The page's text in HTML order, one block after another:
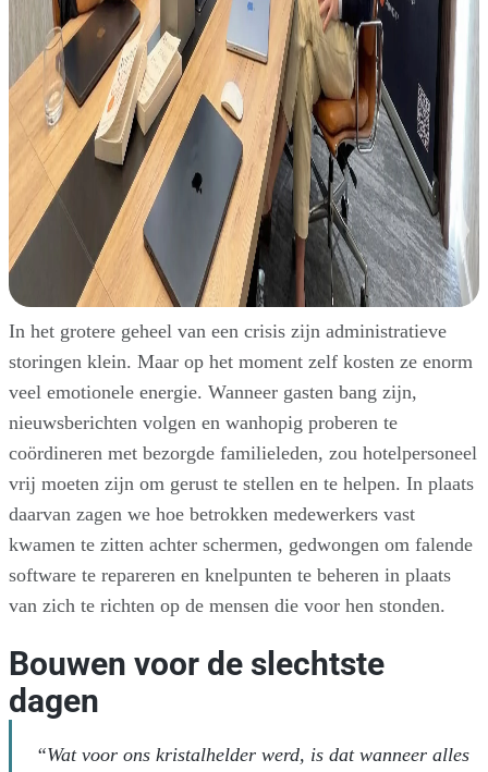
In het grotere geheel van een crisis zijn administratieve
storingen klein. Maar op het moment zelf kosten ze enorm
veel emotionele energie. Wanneer gasten bang zijn,
nieuwsberichten volgen en wanhopig proberen te
coördineren met bezorgde familieleden, zou hotelpersoneel
vrij moeten zijn om gerust te stellen en te helpen. In plaats
daarvan zagen we hoe betrokken medewerkers vast
kwamen te zitten achter schermen, gedwongen om falende
software te repareren en knelpunten te beheren in plaats
van zich te richten op de mensen die voor hen stonden.
Bouwen voor de slechtste
dagen
“Wat voor ons kristalhelder werd, is dat wanneer alles